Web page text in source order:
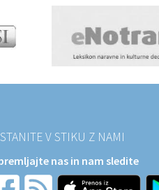
V STIKU Z NAMI
nas in nam sledite